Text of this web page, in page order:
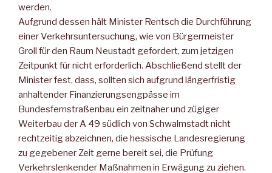
werden.
Aufgrund dessen hält Minister Rentsch die Durchführung
einer Verkehrsuntersuchung, wie von Bürgermeister
Groll für den Raum Neustadt gefordert, zum jetzigen
Zeitpunkt für nicht erforderlich. Abschließend stellt der
Minister fest, dass, sollten sich aufgrund längerfristig
anhaltender Finanzierungsengpässe im
Bundesfernstraßenbau ein zeitnaher und zügiger
Weiterbau der A 49 südlich von Schwalmstadt nicht
rechtzeitig abzeichnen, die hessische Landesregierung
zu gegebener Zeit gerne bereit sei, die Prüfung
Verkehrslenkender Maßnahmen in Erwägung zu ziehen.